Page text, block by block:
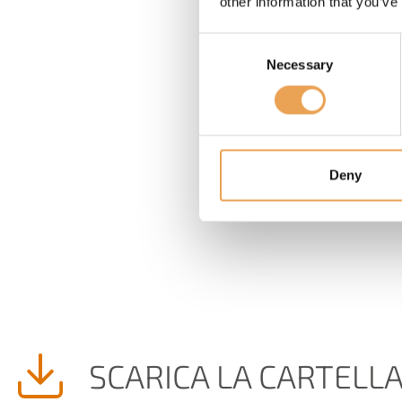
Necessary
Deny
SCARICA LA CARTELLA